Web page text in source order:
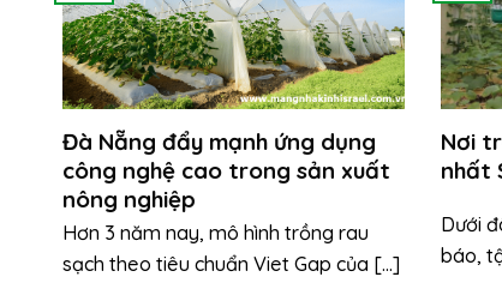
Đà Nẵng đẩy mạnh ứng dụng
công nghệ cao trong sản xuất
nông nghiệp
Hơn 3 năm nay, mô hình trồng rau
sạch theo tiêu chuẩn Viet Gap của [...]
Nơi
nhất
Dưới
báo,